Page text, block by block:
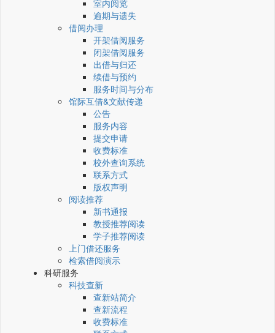
室内阅览
逾期与遗失
借阅办理
开架借阅服务
闭架借阅服务
出借与归还
续借与预约
服务时间与分布
馆际互借&文献传递
公告
服务内容
提交申请
收费标准
校外查询系统
联系方式
版权声明
阅读推荐
新书通报
教授推荐阅读
学子推荐阅读
上门借还服务
检索借阅演示
科研服务
科技查新
查新站简介
查新流程
收费标准